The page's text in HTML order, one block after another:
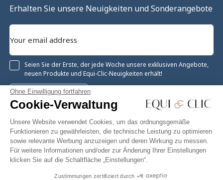
Ohne Einwilligung fortfahren
Cookie-Verwaltung
Unsere Website verwendet Cookies, um das ordnungsgemäße
Funktionieren zu gewährleisten, die technische Leistung zu optimieren
sowie relevante Werbung anzuzeigen und deren Wirkung zu messen.
Für weitere Informationen und/oder zur Änderung Ihrer Einstellungen
klicken Sie auf die Schaltfläche „Einstellungen“.
Zustimmungen zertifiziert durch
Erhalten Sie unsere Neuigkeiten und Sonderangebote
Seien Sie der Erste, der jede Woche unsere exklusiven Angebote,
neuen Produkte und Equi-Clic-Neuigkeiten erhält!
Registrieren
Facebook Twitter
YouTube
Pinterest
Instagram